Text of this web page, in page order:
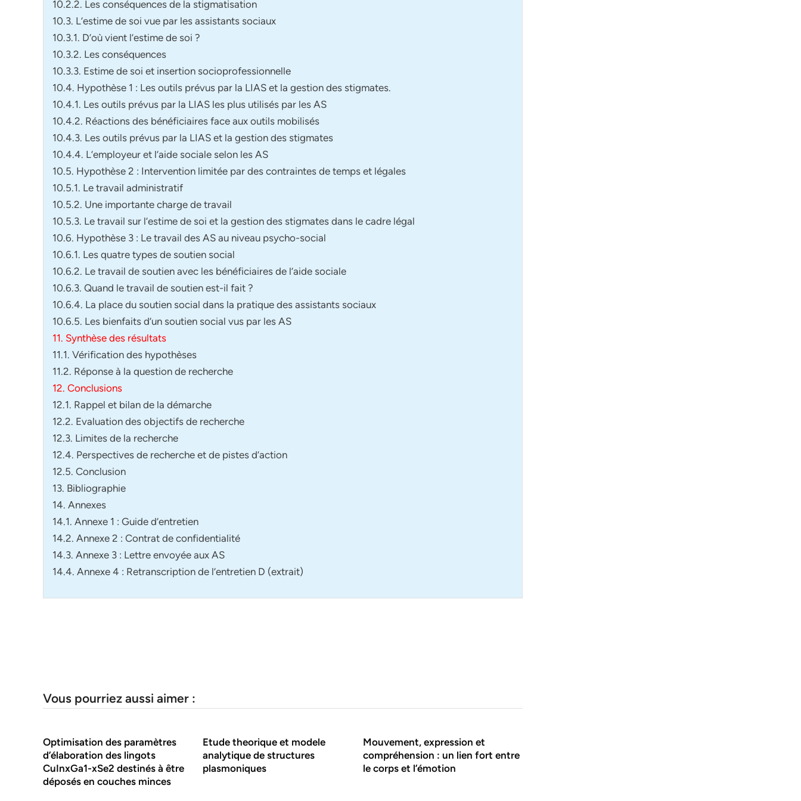
10.2.2. Les conséquences de la stigmatisation
10.3. L’estime de soi vue par les assistants sociaux
10.3.1. D’où vient l’estime de soi ?
10.3.2. Les conséquences
10.3.3. Estime de soi et insertion socioprofessionnelle
10.4. Hypothèse 1 : Les outils prévus par la LIAS et la gestion des stigmates.
10.4.1. Les outils prévus par la LIAS les plus utilisés par les AS
10.4.2. Réactions des bénéficiaires face aux outils mobilisés
10.4.3. Les outils prévus par la LIAS et la gestion des stigmates
10.4.4. L’employeur et l’aide sociale selon les AS
10.5. Hypothèse 2 : Intervention limitée par des contraintes de temps et légales
10.5.1. Le travail administratif
10.5.2. Une importante charge de travail
10.5.3. Le travail sur l’estime de soi et la gestion des stigmates dans le cadre légal
10.6. Hypothèse 3 : Le travail des AS au niveau psycho-social
10.6.1. Les quatre types de soutien social
10.6.2. Le travail de soutien avec les bénéficiaires de l’aide sociale
10.6.3. Quand le travail de soutien est-il fait ?
10.6.4. La place du soutien social dans la pratique des assistants sociaux
10.6.5. Les bienfaits d’un soutien social vus par les AS
11. Synthèse des résultats
11.1. Vérification des hypothèses
11.2. Réponse à la question de recherche
12. Conclusions
12.1. Rappel et bilan de la démarche
12.2. Evaluation des objectifs de recherche
12.3. Limites de la recherche
12.4. Perspectives de recherche et de pistes d’action
12.5. Conclusion
13. Bibliographie
14. Annexes
14.1. Annexe 1 : Guide d’entretien
14.2. Annexe 2 : Contrat de confidentialité
14.3. Annexe 3 : Lettre envoyée aux AS
14.4. Annexe 4 : Retranscription de l’entretien D (extrait)
Vous pourriez aussi aimer :
Optimisation des paramètres
d’élaboration des lingots
CuInxGa1-xSe2 destinés à être
déposés en couches minces
Etude theorique et modele
analytique de structures
plasmoniques
Mouvement, expression et
compréhension : un lien fort entre
le corps et l’émotion